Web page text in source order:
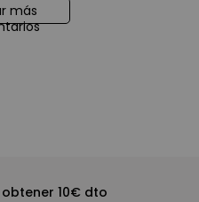
más
10€ dto